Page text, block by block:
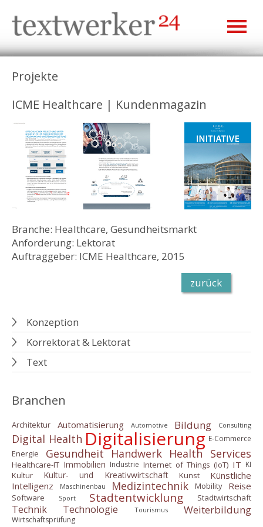
Projekte
ICME Healthcare | Kundenmagazin
Branche: Healthcare, Gesundheitsmarkt
Anforderung: Lektorat
Auftraggeber: ICME Healthcare, 2015
zurück
Konzeption
Korrektorat & Lektorat
Text
Branchen
Architektur Automatisierung Automotive Bildung Consulting
Digital Health Digitalisierung E-Commerce
Energie Gesundheit Handwerk Health Services
Healthcare-IT Immobilien Industrie Internet of Things (IoT) IT KI
Kultur Kultur- und Kreativwirtschaft Kunst
Künstliche
Intelligenz
Maschinenbau Medizintechnik Mobility Reise
Software Sport Stadtentwicklung Stadtwirtschaft
Technik Technologie Tourismus Weiterbildung
Wirtschaftsprüfung